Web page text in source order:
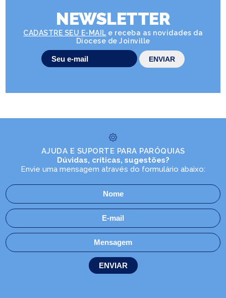
NEWSLETTER
CADASTRE SEU E-MAIL e receba as novidades da
Diocese de Joinville
AJUDA E SUPORTE PARA PARÓQUIAS
Dúvidas, críticas, sugestões?
Envie uma mensagem através do formulário abaixo: